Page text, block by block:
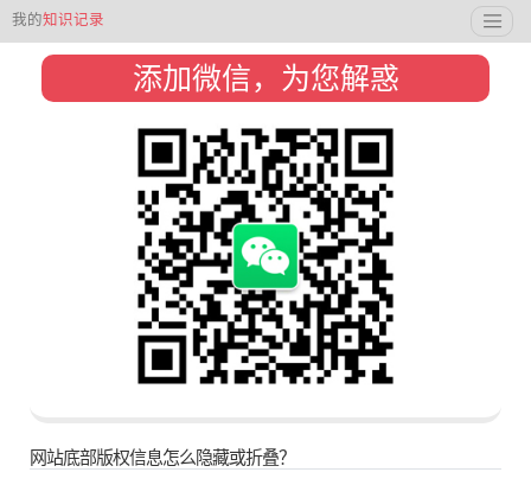
我的知识记录
添加微信，为您解惑
网站底部版权信息怎么隐藏或折叠？